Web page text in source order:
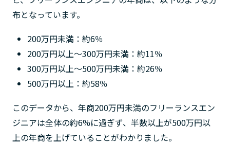
布となっています。
200万円未満：約6％
200万円以上〜300万円未満：約11％
300万円以上〜500万円未満：約26％
500万円以上：約58％
このデータから、年商200万円未満のフリーランスエン
ジニアは全体の約6%に過ぎず、半数以上が500万円以
上の年商を上げていることがわかりました。